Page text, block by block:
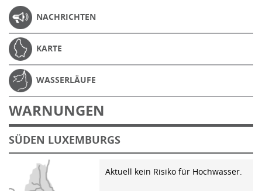
NACHRICHTEN
KARTE
WASSERLÄUFE
WARNUNGEN
SÜDEN LUXEMBURGS
Aktuell kein Risiko für Hochwasser.